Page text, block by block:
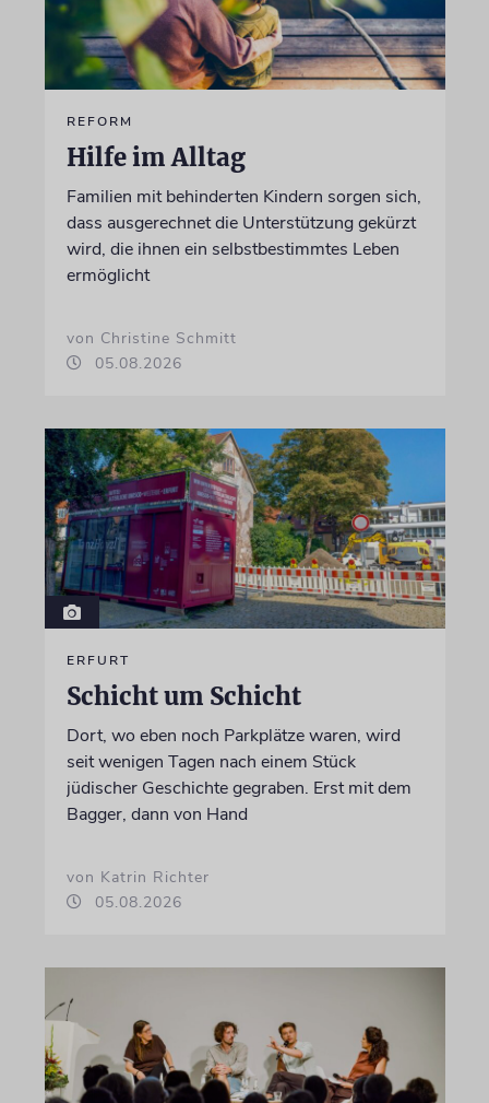
REFORM
Hilfe im Alltag
Familien mit behinderten Kindern sorgen sich,
dass ausgerechnet die Unterstützung gekürzt
wird, die ihnen ein selbstbestimmtes Leben
ermöglicht
von Christine Schmitt
05.08.2026
ERFURT
Schicht um Schicht
Dort, wo eben noch Parkplätze waren, wird
seit wenigen Tagen nach einem Stück
jüdischer Geschichte gegraben. Erst mit dem
Bagger, dann von Hand
von Katrin Richter
05.08.2026